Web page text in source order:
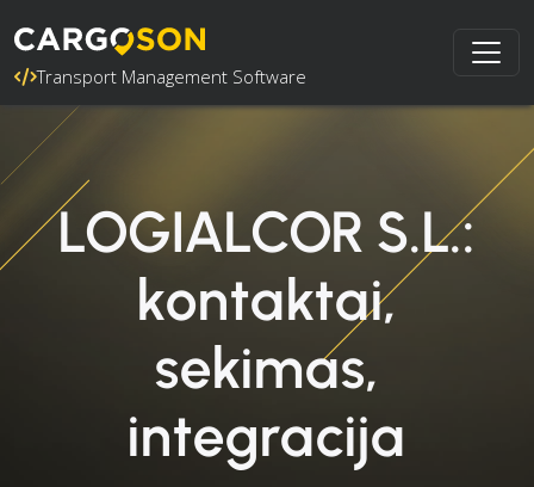
Transport Management Software
LOGIALCOR S.L.:
kontaktai,
sekimas,
integracija